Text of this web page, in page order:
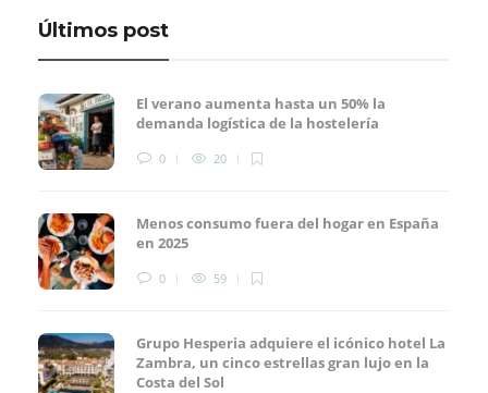
Últimos post
El verano aumenta hasta un 50% la
demanda logística de la hostelería
0 20
Menos consumo fuera del hogar en España
en 2025
0 59
Grupo Hesperia adquiere el icónico hotel La
Zambra, un cinco estrellas gran lujo en la
Costa del Sol